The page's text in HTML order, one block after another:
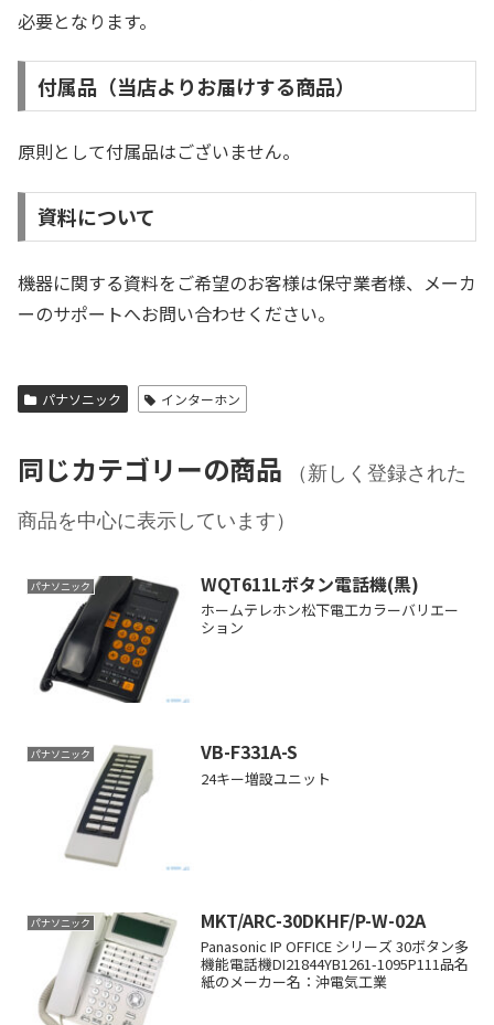
必要となります。
付属品（当店よりお届けする商品）
原則として付属品はございません。
資料について
機器に関する資料をご希望のお客様は保守業者様、メーカ
ーのサポートへお問い合わせください。
パナソニック インターホン
同じカテゴリーの商品
（新しく登録された
商品を中心に表示しています）
パナソニック WQT611Lボタン電話機(黒)
ホームテレホン松下電工カラーバリエー
ション
パナソニック VB-F331A-S
24キー増設ユニット
パナソニック MKT/ARC-30DKHF/P-W-02A
Panasonic IP OFFICE シリーズ 30ボタン多
機能電話機DI21844YB1261-1095P111品名
紙のメーカー名：沖電気工業